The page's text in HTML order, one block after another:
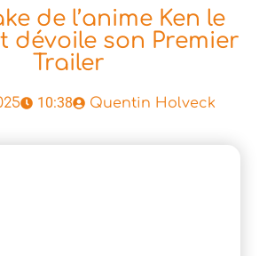
de l’anime Ken le
dévoile son Premier
Trailer
10:38 Quentin Holveck